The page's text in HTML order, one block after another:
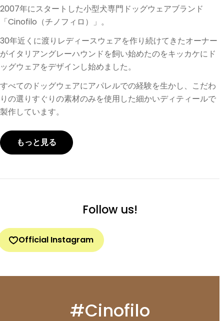
2007年にスタートした小型犬専門ドッグウェアブランド
「Cinofilo（チノフィロ）」。
30年近くに渡りレディースウェアを作り続けてきたオーナー
がイタリアングレーハウンドを飼い始めたのをキッカケにド
ッグウェアをデザインし始めました。
すべてのドッグウェアにアパレルでの経験を生かし、こだわ
りの選りすぐりの素材のみを使用した細かいディティールで
製作しています。
もっと見る
Follow us!
Official Instagram
#Cinofilo